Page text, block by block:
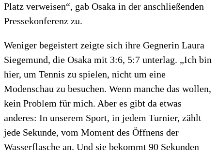
Platz verweisen“, gab Osaka in der anschließenden
Pressekonferenz zu.
Weniger begeistert zeigte sich ihre Gegnerin Laura
Siegemund, die Osaka mit 3:6, 5:7 unterlag. „Ich bin
hier, um Tennis zu spielen, nicht um eine
Modenschau zu besuchen. Wenn manche das wollen,
kein Problem für mich. Aber es gibt da etwas
anderes: In unserem Sport, in jedem Turnier, zählt
jede Sekunde, vom Moment des Öffnens der
Wasserflasche an. Und sie bekommt 90 Sekunden